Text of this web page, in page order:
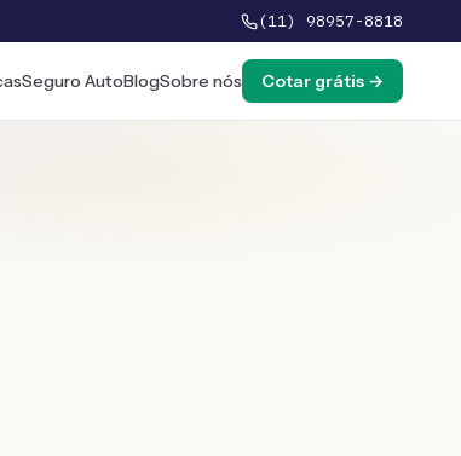
(11) 98957-8818
Seguro AutoBlogSobre nós Cotar grátis →